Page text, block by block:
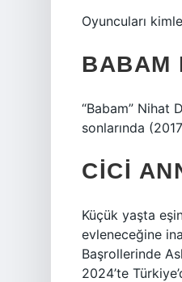
Oyuncuları
BABAM
“Babam” Nihat
sonlarında
CICI
Küçük yaşta
evleneceğine
Başrollerinde
2024’te